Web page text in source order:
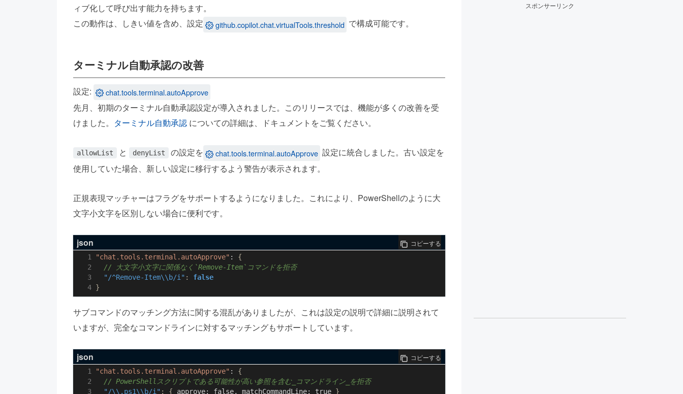
ィブ化して呼び出す能力を持ちます。
この動作は、しきい値を含め、設定
github.copilot.chat.virtualTools.threshold で構成可能です。
ターミナル自動承認の改善
設定: chat.tools.terminal.autoApprove
先月、初期のターミナル自動承認設定が導入されました。このリリースでは、機能が多くの改善を受
けました。 ターミナル自動承認 についての詳細は、ドキュメントをご覧ください。
allowList と denyList の設定を chat.tools.terminal.autoApprove 設定に統合しました。古い設定を
使用していた場合、新しい設定に移行するよう警告が表示されます。
正規表現マッチャーはフラグをサポートするようになりました。これにより、PowerShellのように大
文字小文字を区別しない場合に便利です。
json コピーする
"chat.tools.terminal.autoApprove" :
{
"/^Remove-Item\\b/i" :
false
}
サブコマンドのマッチング方法に関する混乱がありましたが、これは設定の説明で詳細に説明されて
いますが、完全なコマンドラインに対するマッチングもサポートしています。
json コピーする
"chat.tools.terminal.autoApprove" :
{
"/\\.ps1\\b/i" : { approve: false, matchCommandLine: true }
スポンサーリンク